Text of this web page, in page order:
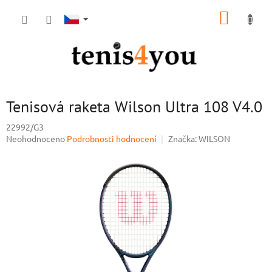
Tenisová raketa Wilson Ultra 108 V4.0
22992/G3
Průměrné
Neohodnoceno Podrobnosti hodnocení Značka:WILSON